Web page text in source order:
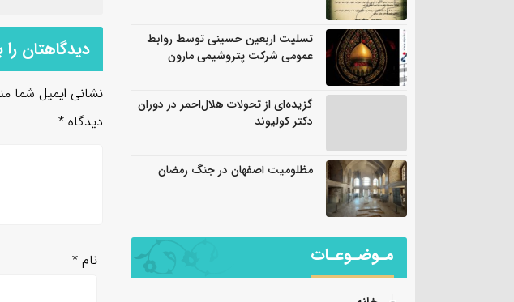
دیدگاهتان را
نشانی ایمیل شما
دیدگاه *
نام*
تسلیت اربعین حسینی توسط روابط
عمومی شرکت پتروشیمی مارون
گزیده‌ای از تحولات هلال‌احمر در دوران
دکتر کولیوند
مظلومیت اصفهان در جنگ رمضان
مـوضـوعـات